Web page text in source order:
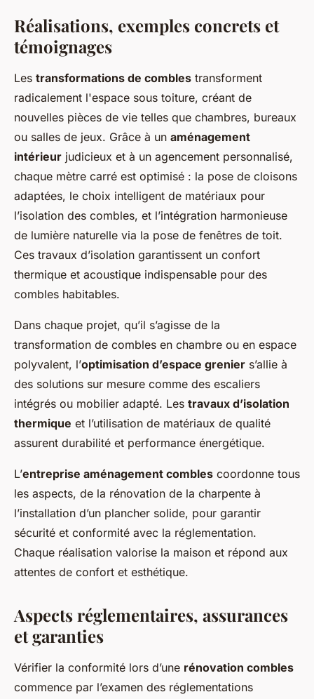
Réalisations, exemples concrets et
témoignages
Les transformations de combles transforment
radicalement l'espace sous toiture, créant de
nouvelles pièces de vie telles que chambres, bureaux
ou salles de jeux. Grâce à un aménagement
intérieur judicieux et à un agencement personnalisé,
chaque mètre carré est optimisé : la pose de cloisons
adaptées, le choix intelligent de matériaux pour
l’isolation des combles, et l’intégration harmonieuse
de lumière naturelle via la pose de fenêtres de toit.
Ces travaux d’isolation garantissent un confort
thermique et acoustique indispensable pour des
combles habitables.
Dans chaque projet, qu’il s’agisse de la
transformation de combles en chambre ou en espace
polyvalent, l’optimisation d’espace grenier s’allie à
des solutions sur mesure comme des escaliers
intégrés ou mobilier adapté. Les travaux d’isolation
thermique et l’utilisation de matériaux de qualité
assurent durabilité et performance énergétique.
L’entreprise aménagement combles coordonne tous
les aspects, de la rénovation de la charpente à
l’installation d’un plancher solide, pour garantir
sécurité et conformité avec la réglementation.
Chaque réalisation valorise la maison et répond aux
attentes de confort et esthétique.
Aspects réglementaires, assurances
et garanties
Vérifier la conformité lors d’une rénovation combles
commence par l’examen des réglementations